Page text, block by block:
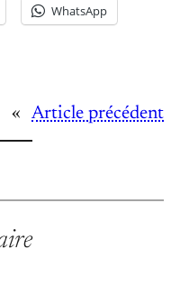
WhatsApp
« Article précédent